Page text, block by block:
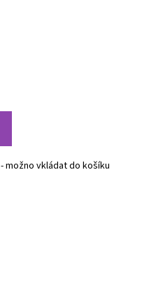
- možno vkládat do košíku